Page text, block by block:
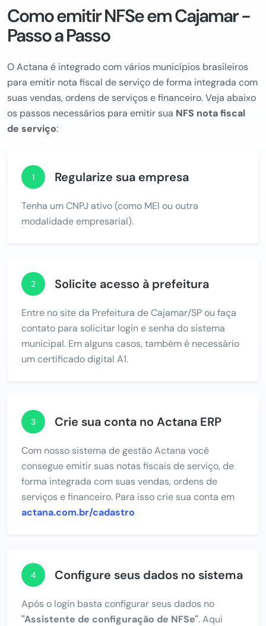
Como emitir NFSe em Cajamar -
Passo a Passo
O Actana é integrado com vários municípios brasileiros
para emitir nota fiscal de serviço de forma integrada com
suas vendas, ordens de serviços e financeiro. Veja abaixo
os passos necessários para emitir sua NFS nota fiscal
de serviço:
1 Regularize sua empresa
Tenha um CNPJ ativo (como MEI ou outra
modalidade empresarial).
2 Solicite acesso à prefeitura
Entre no site da Prefeitura de Cajamar/SP ou faça
contato para solicitar login e senha do sistema
municipal. Em alguns casos, também é necessário
um certificado digital A1.
3 Crie sua conta no Actana ERP
Com nosso sistema de gestão Actana você
consegue emitir suas notas fiscais de serviço, de
forma integrada com suas vendas, ordens de
serviços e financeiro. Para isso crie sua conta em
actana.com.br/cadastro
4 Configure seus dados no sistema
Após o login basta configurar seus dados no
"Assistente de configuração de NFSe". Aqui